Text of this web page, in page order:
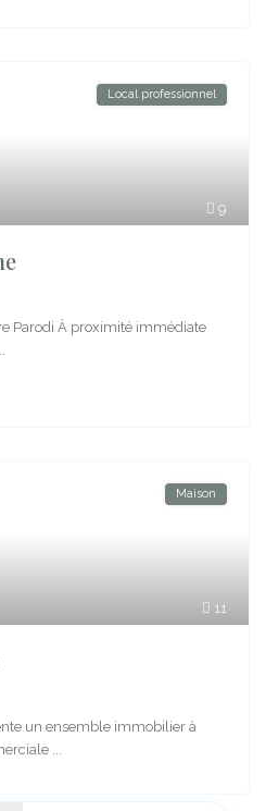
9
Local professionnel
Parodi À proximité immédiate
11
Maison
un ensemble immobilier à